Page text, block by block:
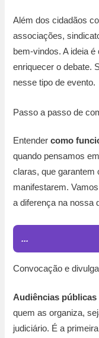
Além dos cidadãos
associações,
bem-vindos. A ideia
enriquecer o debate.
nesse tipo de evento.
Passo a passo de
Entendercomo
quando pensamos
claras, que garantem
manifestarem.
a diferença na nossa
...
Convocação e
Audiências
quem as organiza,
judiciário. É a